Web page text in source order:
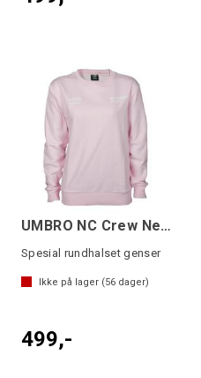
UMBRO NC Crew Neck Sweater Lys rosa S
Spesial rundhalset genser
Ikke på lager (56 dager)
499,-